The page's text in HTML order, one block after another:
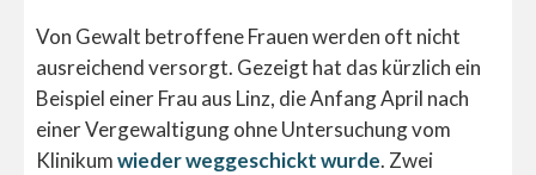
Von Gewalt betroffene Frauen werden oft nicht
ausreichend versorgt. Gezeigt hat das kürzlich ein
Beispiel einer Frau aus Linz, die Anfang April nach
einer Vergewaltigung ohne Untersuchung vom
Klinikumwieder weggeschickt wurde. Zwei